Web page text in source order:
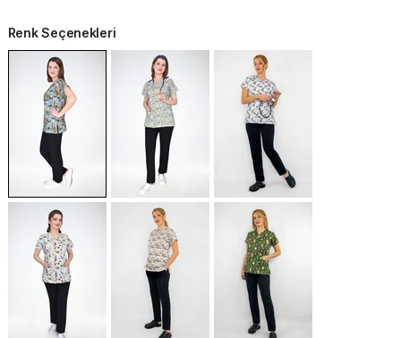
Renk Seçenekleri